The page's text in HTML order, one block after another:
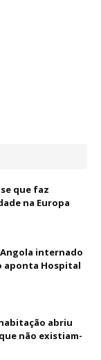
que faz
na Europa
internado
aponta Hospital
abriu
não existiam-